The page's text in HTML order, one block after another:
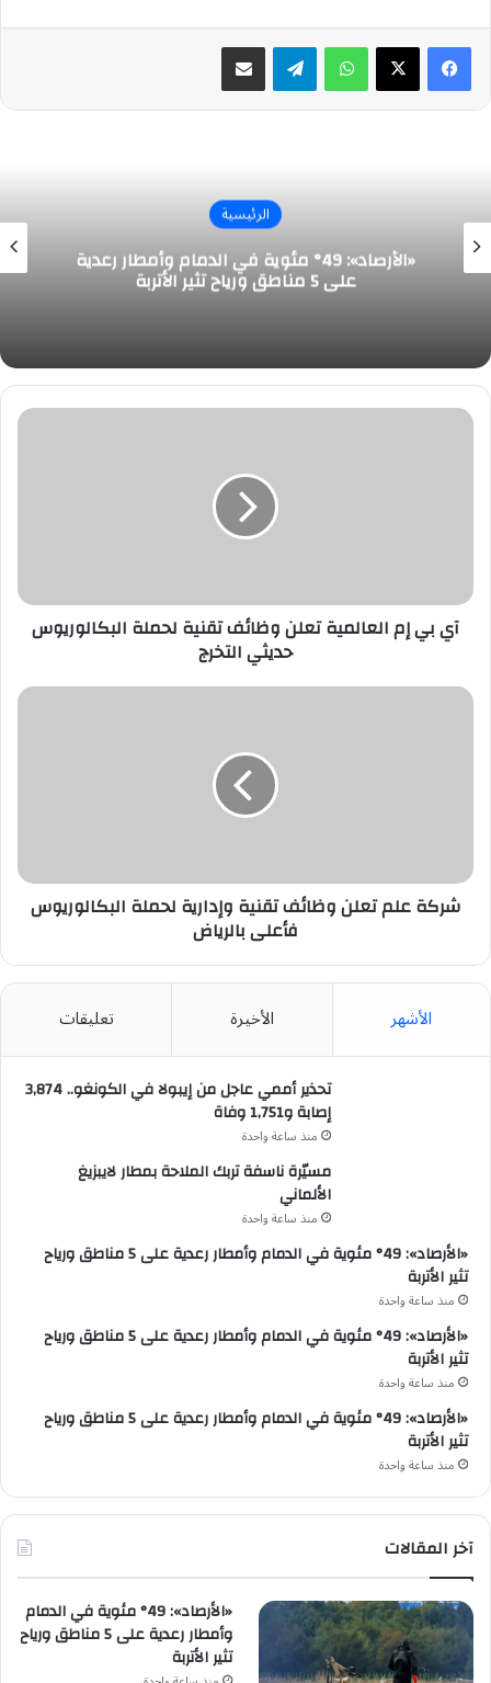
واتسابتيلقرام مشاركة عبر البريد
الرئيسية
«الأرصاد»: 49° مئوية في الدمام وأمطار رعدية
على 5 مناطق ورياح تثير الأتربة
آي
البكالوريوس
حديثي
التخرج
آي بي إم العالمية تعلن وظائف تقنية لحملة البكالوريوس
حديثي التخرج
شركة
فأعلى
بالرياض
شركة علم تعلن وظائف تقنية وإدارية لحملة البكالوريوس
فأعلى بالرياض
الأشهر الأخيرة تعليقات
تحذير أممي عاجل من إيبولا في الكونغو.. 3,874
إصابة و1,751 وفاة
منذ ساعة واحدة
مسيّرة ناسفة تربك الملاحة بمطار لايبزيغ
الألماني
منذ ساعة واحدة
«الأرصاد»: 49° مئوية في الدمام وأمطار رعدية على 5 مناطق ورياح
تثير الأتربة
منذ ساعة واحدة
«الأرصاد»: 49° مئوية في الدمام وأمطار رعدية على 5 مناطق ورياح
تثير الأتربة
منذ ساعة واحدة
«الأرصاد»: 49° مئوية في الدمام وأمطار رعدية على 5 مناطق ورياح
تثير الأتربة
منذ ساعة واحدة
آخر المقالات
«الأرصاد»: 49° مئوية في الدمام
وأمطار رعدية على 5 مناطق ورياح
تثير الأتربة